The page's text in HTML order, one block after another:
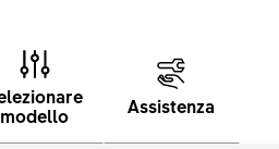
modello
Assistenza